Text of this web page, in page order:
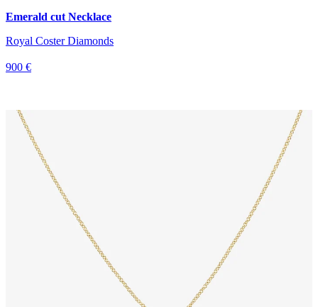
Emerald cut Necklace
Royal Coster Diamonds
900 €